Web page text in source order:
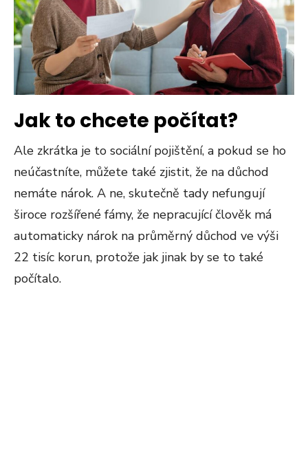
Jak to chcete počítat?
Ale zkrátka je to sociální pojištění, a pokud se ho
neúčastníte, můžete také zjistit, že na důchod
nemáte nárok. A ne, skutečně tady nefungují
široce rozšířené fámy, že nepracující člověk má
automaticky nárok na průměrný důchod ve výši
22 tisíc korun, protože jak jinak by se to také
počítalo.